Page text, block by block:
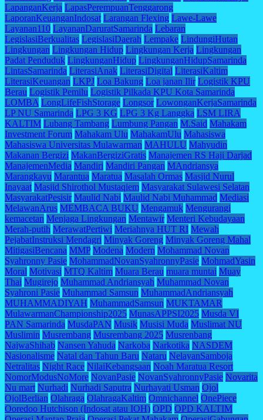
LapanganKerja LapasPerempuanTenggarong
LaporanKeuanganIndosat Larangan Flexing Lawe-Lawe
Layanan110 LayananDaruratSamarinda Lebaran
LegislasiBerkualitas LegislasiDaerah Lempake LindungiHutan
Lingkungan Lingkungan Hidup Lingkungan Kerja Lingkungan
Padat Penduduk LingkunganHidup LingkunganHidupSamarinda
LintasSamarinda LiterasiAnak LiterasiDigital LiterasiKaltim
LiterasiKeuangan LKPJ Loa Bakung Loa janan Ilir Logistik KPU
Berau Logistik Pemilu Logistik Pilkada KPU Kota Samarinda
LOMBA LongLifeFishStorage Longsor LowonganKerjaSamarinda
LP NU Samarinda LPG 3 KG LPG 3 Kg Langgka LSM LIRA
KALTIM Lubang Tambang Lumbung Pangan M.Said Mahakam
Investment Forum Mahakam Ulu MahakamUlu Mahasiswa
Mahasiswa Universitas Mulawarman MAHULU Mahyudin
Makanan Bergizi MakanBergiziGratis Manajemen RS Haji Darjad
ManajemenMedia Mandiri Mandiri Pangan MAndriansya
Marangkayu Marantua Maratua Masalah Ormas Masjid Nurul
Inayaat Masjid Shirothol Mustaqiem Masyarakat Sulawesi Selatan
MasyarakatPesisir Maulid Nabi Maulid Nabi Muhammad Mediasi
MelawanArus MEMBACA BUKU Mengamuk Mengurangi
kemacetan Menjaga Lingkungan Mentawir Menteri Kebudayaan
Merah-putih MerawatPertiwi Meriahnya HUT RI Mewah
PejabatInstruksi Mendagri Minyak Goreng Minyak Goreng Mahal
MitigasiBencana MMP Modena Modern Mohammad Novan
Syahronny Pasie MohammadNovanSyahronnyPasie MohmadYasin
Moral Motivasi MTQ Kaltim Muara Berau muara muntai Muay
Thai Mugirejo Muhammad Andriansyah Muhammad Novan
Syahroni Pasie Muhammad Samsun MuhammadAndriansyah
MUHAMMADIYAH MuhammadSamsun MUKTAMAR
MulawarmanChampionship2025 MunasAPPSI2025 Musda VI
PAN Samarinda MusdaPAN Musik Musisi Muda Muslimat NU
Muslimin Musrembang Musrembang 2025 Musrenbang
NajwaShihab Nansen Yahuda Narkoba Narkotika NASDEM
Nasionalisme Natal dan Tahun Baru Nataru NelayanSamboja
Netralitas Night Race NilaiKebangsaan Noah Maratua Resort
NomorModusNoMore NovanPasie NovanSyahronnyPasie Novarita
Nu mart Nurhadi Nurhadi Saputra Nurhayati Usman Ojol
OjolBerlian Olahraga OlahragaKaltim Omnichannel OnePiece
Ooredoo Hutchison (Indosat atau IOH) OPD OPD KALTIM